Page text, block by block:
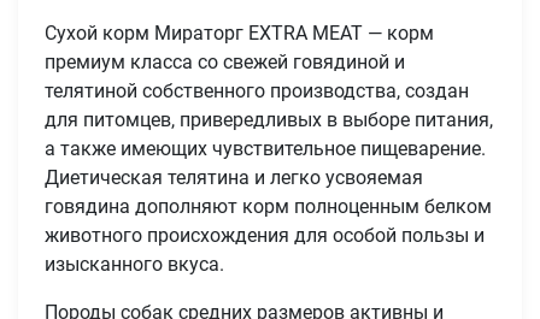
Сухой корм Мираторг EXTRA MEAT — корм
премиум класса со свежей говядиной и
телятиной собственного производства, создан
для питомцев, привередливых в выборе питания,
а также имеющих чувствительное пищеварение.
Диетическая телятина и легко усвояемая
говядина дополняют корм полноценным белком
животного происхождения для особой пользы и
изысканного вкуса.
Породы собак средних размеров активны и